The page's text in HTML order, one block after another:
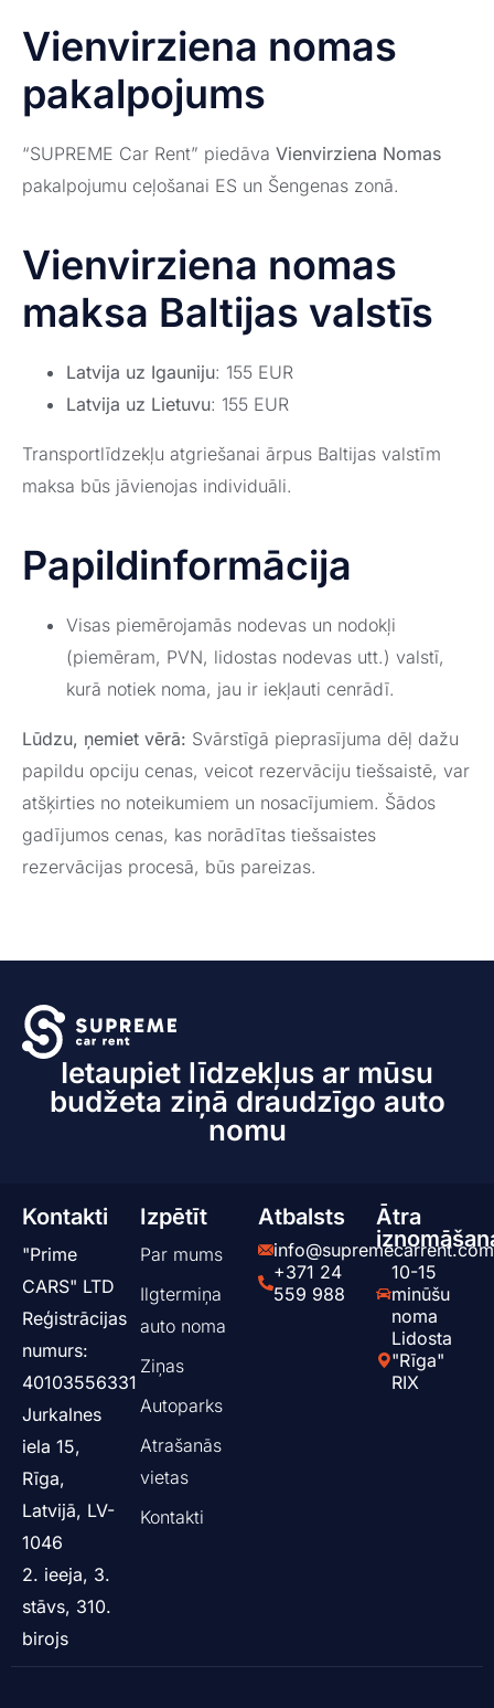
Vienvirziena nomas
pakalpojums
“SUPREME Car Rent” piedāva Vienvirziena Nomas
pakalpojumu ceļošanai ES un Šengenas zonā.
Vienvirziena nomas
maksa Baltijas valstīs
Latvija uz Igauniju: 155 EUR
Latvija uz Lietuvu: 155 EUR
Transportlīdzekļu atgriešanai ārpus Baltijas valstīm
maksa būs jāvienojas individuāli.
Papildinformācija
Visas piemērojamās nodevas un nodokļi
(piemēram, PVN, lidostas nodevas utt.) valstī,
kurā notiek noma, jau ir iekļauti cenrādī.
Lūdzu, ņemiet vērā: Svārstīgā pieprasījuma dēļ dažu
papildu opciju cenas, veicot rezervāciju tiešsaistē, var
atšķirties no noteikumiem un nosacījumiem. Šādos
gadījumos cenas, kas norādītas tiešsaistes
rezervācijas procesā, būs pareizas.
Ietaupiet līdzekļus ar mūsu
budžeta ziņā draudzīgo auto
nomu
Kontakti
"Prime
CARS" LTD
Reģistrācijas
numurs:
40103556331
Jurkalnes
iela 15,
Rīga,
Latvijā, LV-
1046
2. ieeja, 3.
stāvs, 310.
birojs
Izpētīt
Par mums
Ilgtermiņa
auto noma
Ziņas
Аutoparks
Atrašanās
vietas
Kontakti
Atbalsts
info@supremecarrent.com
+371 24
559 988
Ātra
10-15
minūšu
noma
Lidosta
"Rīga"
RIX